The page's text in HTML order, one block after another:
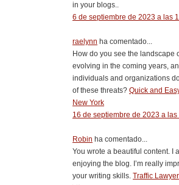
in your blogs..
6 de septiembre de 2023 a las
raelynn ha comentado...
How do you see the landscape
evolving in the coming years,
individuals and organizations
of these threats? Quick and
New York
16 de septiembre de 2023 a las
Robin ha comentado...
You wrote a beautiful content. I
enjoying the blog. I’m really
your writing skills. Traffic